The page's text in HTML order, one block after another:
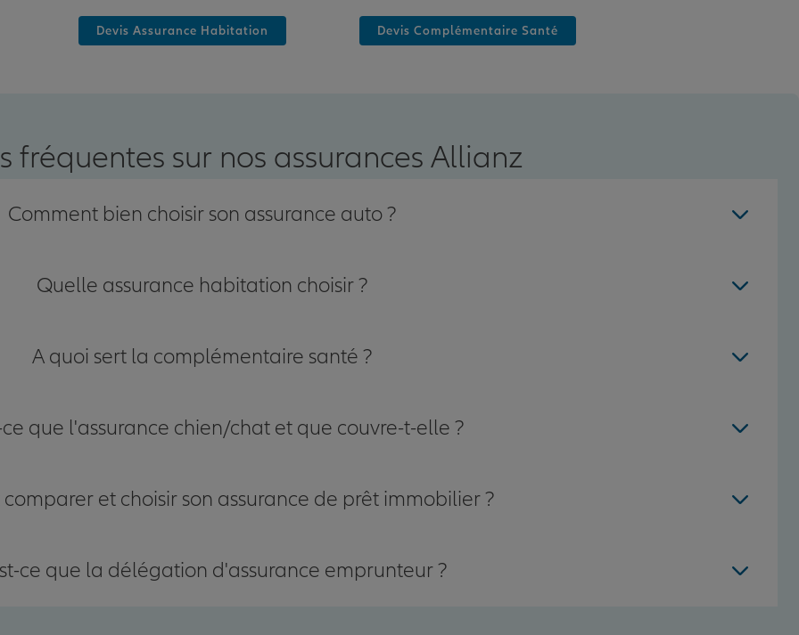
Devis Assurance Habitation Devis Complémentaire Santé
fréquentes sur nos assurances Allianz
Comment bien choisir son assurance auto ?
Quelle assurance habitation choisir ?
A quoi sert la complémentaire santé ?
que l'assurance chien/chat et que couvre-t-elle ?
et choisir son assurance de prêt immobilier ?
ce que la délégation d'assurance emprunteur ?